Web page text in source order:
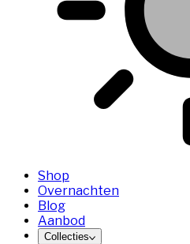
Shop
Overnachten
Blog
Aanbod
Collecties